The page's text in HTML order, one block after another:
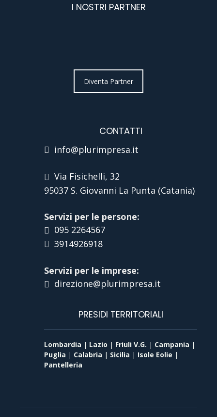
I NOSTRI PARTNER
Diventa Partner
CONTATTI
info@plurimpresa.it
Via Fisichelli, 32
95037 S. Giovanni La Punta (Catania)
Servizi per le persone:
095 2264567
3914926918
Servizi per le imprese:
direzione@plurimpresa.it
PRESIDI TERRITORIALI
Lombardia | Lazio | Friuli V.G. | Campania |
Puglia | Calabria | Sicilia | Isole Eolie |
Pantelleria